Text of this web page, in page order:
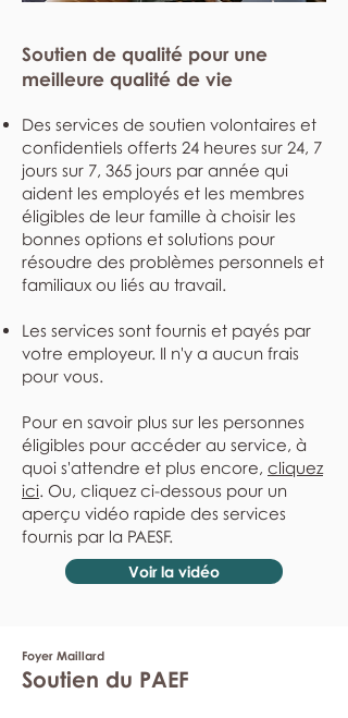
Soutien de qualité pour une
meilleure qualité de vie
Des services de soutien volontaires et
confidentiels offerts 24 heures sur 24, 7
jours sur 7, 365 jours par année qui
aident les employés et les membres
éligibles de leur famille à choisir les
bonnes options et solutions pour
résoudre des problèmes personnels et
familiaux ou liés au travail.
Les services sont fournis et payés par
votre employeur. Il n'y a aucun frais
pour vous.
Pour en savoir plus sur les personnes
éligibles pour accéder au service, à
quoi s'attendre et plus encore, cliquez
ici. Ou, cliquez ci-dessous pour un
aperçu vidéo rapide des services
fournis par la PAESF.
Voir la vidéo
Foyer Maillard
Soutien du PAEF